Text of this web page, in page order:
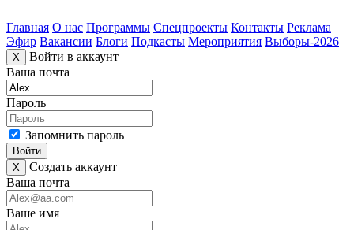
Главная О нас Программы Спецпроекты Контакты Реклама
Эфир Вакансии Блоги Подкасты Мероприятия Выборы-2026
X
Войти в аккаунт
Ваша почта
Пароль
Запомнить пароль
Войти
X
Создать аккаунт
Ваша почта
Ваше имя